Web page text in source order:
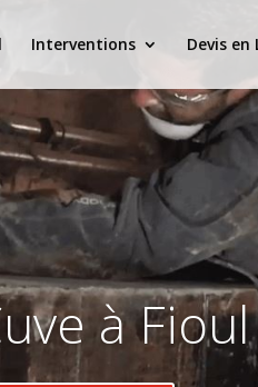
Interventions Devis en
à